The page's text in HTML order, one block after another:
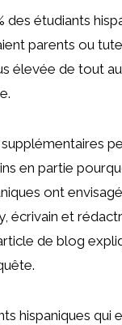
des étudiants
parents ou
élevée de tout
en partie
ont
écrivain et
de blog
hispaniques qui